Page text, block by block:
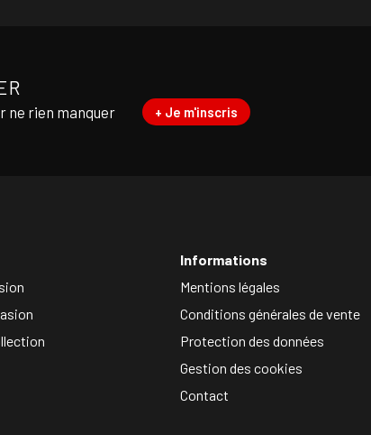
ne rien manquer + Je m'inscris
Informations
Mentions légales
Conditions générales de vente
Protection des données
Gestion des cookies
Contact